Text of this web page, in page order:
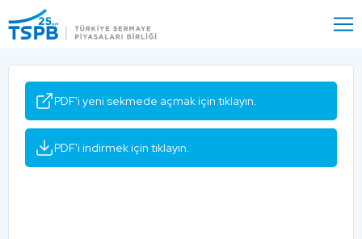
Close
PDF'i yeni sekmede açmak için tıklayın.
PDF'i indirmek için tıklayın.